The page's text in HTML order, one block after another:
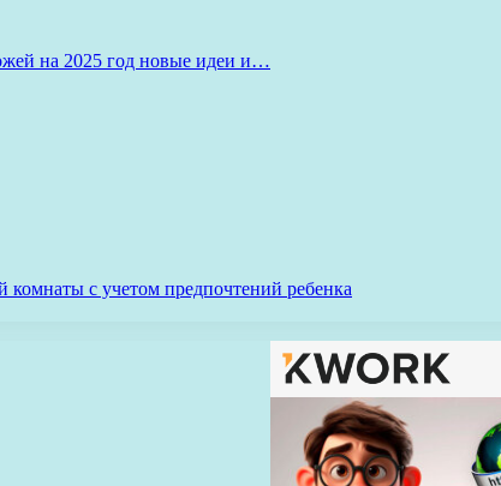
на 2025 год новые идеи и…
комнаты с учетом предпочтений ребенка